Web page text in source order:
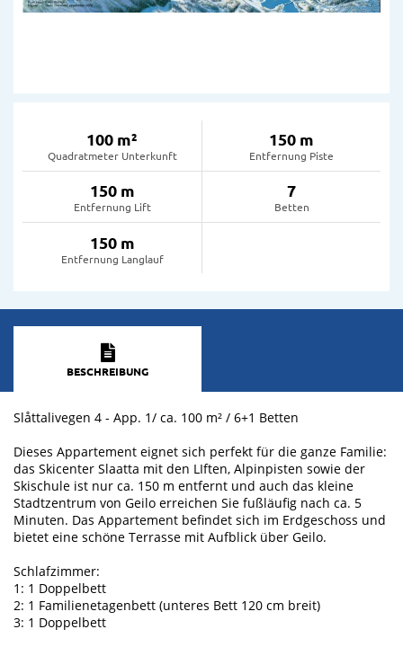
100 m²
Quadratmeter Unterkunft
150 m
Entfernung Piste
150 m
Entfernung Lift
7
Betten
150 m
Entfernung Langlauf
BESCHREIBUNG
Slåttalivegen 4 - App. 1/ ca. 100 m² / 6+1 Betten
Dieses Appartement eignet sich perfekt für die ganze Familie:
das Skicenter Slaatta mit den LIften, Alpinpisten sowie der
Skischule ist nur ca. 150 m entfernt und auch das kleine
Stadtzentrum von Geilo erreichen Sie fußläufig nach ca. 5
Minuten. Das Appartement befindet sich im Erdgeschoss und
bietet eine schöne Terrasse mit Aufblick über Geilo.
Schlafzimmer:
1: 1 Doppelbett
2: 1 Familienetagenbett (unteres Bett 120 cm breit)
3: 1 Doppelbett